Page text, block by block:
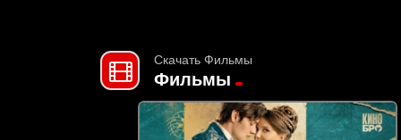
Скачать Фильмы
Фильмы